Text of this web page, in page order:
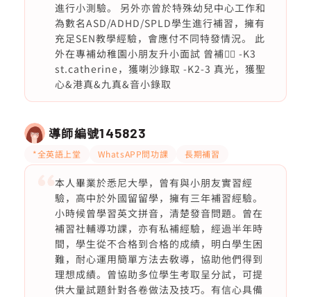
進行小測驗。 另外亦曾於特殊幼兒中心工作和
為數名ASD/ADHD/SPLD學生進行補習，擁有
充足SEN教學經驗，會應付不同特發情況。 此
外在專補幼稚園小朋友升小面試 曾補👇🏻 -K3
st.catherine，獲喇沙錄取 -K2-3 真光，獲聖
心&港真&九真&音小錄取
導師編號145823
*全英語上堂 WhatsAPP問功課 長期補習
本人畢業於悉尼大學，曾有與小朋友實習經
驗，高中於外國留留學，擁有三年補習經驗。
小時候曾學習英文拼音，清楚發音問題。曾在
補習社輔導功課，亦有私補經驗，經過半年時
間，學生從不合格到合格的成績，明白學生困
難，耐心運用簡單方法去敎導，協助他們得到
理想成績。曾協助多位學生考取呈分試，可提
供大量試題針對各卷做法及技巧。有信心具備